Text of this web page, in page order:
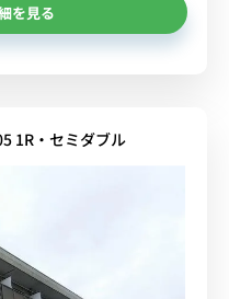
を見る
1R・セミダブル